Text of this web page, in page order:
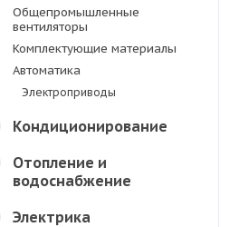
Общепромышленные
вентиляторы
Комплектующие материалы
Автоматика
Электроприводы
Кондиционирование
Отопление и
водоснабжение
Электрика